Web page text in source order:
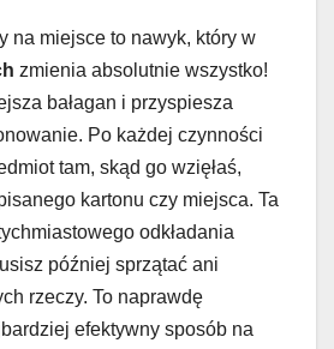
na miejsce to nawyk, który w
zmienia absolutnie wszystko!
bałagan i przyspiesza
Po każdej czynności
tam, skąd go wzięłaś,
kartonu czy miejsca. Ta
odkładania
później sprzątać ani
rzeczy. To naprawdę
efektywny sposób na